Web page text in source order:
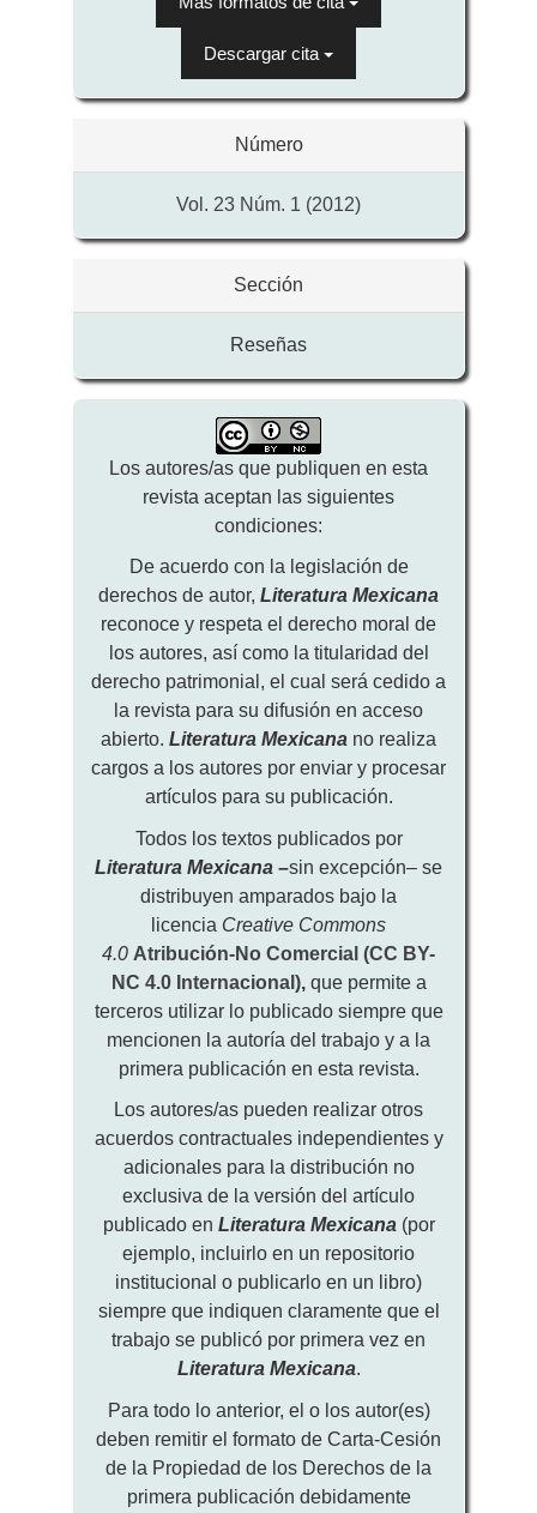
Descargar cita
Número
Vol. 23 Núm. 1 (2012)
Sección
Reseñas
Los autores/as que publiquen en esta
revista aceptan las siguientes
condiciones:
De acuerdo con la legislación de
derechos de autor, Literatura Mexicana
reconoce y respeta el derecho moral de
los autores, así como la titularidad del
derecho patrimonial, el cual será cedido a
la revista para su difusión en acceso
abierto. Literatura Mexicana no realiza
cargos a los autores por enviar y procesar
artículos para su publicación.
Todos los textos publicados por
Literatura Mexicana –sin excepción– se
distribuyen amparados bajo la
licencia Creative Commons
4.0 Atribución-No Comercial (CC BY-
NC 4.0 Internacional), que permite a
terceros utilizar lo publicado siempre que
mencionen la autoría del trabajo y a la
primera publicación en esta revista.
Los autores/as pueden realizar otros
acuerdos contractuales independientes y
adicionales para la distribución no
exclusiva de la versión del artículo
publicado en Literatura Mexicana (por
ejemplo, incluirlo en un repositorio
institucional o publicarlo en un libro)
siempre que indiquen claramente que el
trabajo se publicó por primera vez en
Literatura Mexicana.
Para todo lo anterior, el o los autor(es)
deben remitir el formato de Carta-Cesión
de la Propiedad de los Derechos de la
primera publicación debidamente